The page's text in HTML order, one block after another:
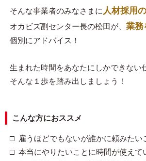
そんな事業者のみなさまに 人材採用
オカビズ副センター長の松田が、 業務
個別にアドバイス！
生まれた時間をあなたにしかできない
そんな１歩を踏み出しましょう！
こんな方におススメ
□ 雇うほどでもないが誰かに頼みたい
□ 本当にやりたいことに時間が使えて